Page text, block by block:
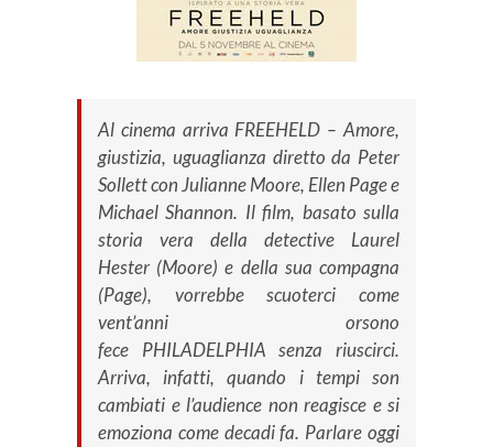
Al cinema arriva FREEHELD – Amore,
giustizia, uguaglianza diretto da Peter
Sollett con Julianne Moore, Ellen Page e
Michael Shannon. Il film, basato sulla
storia vera della detective Laurel
Hester (Moore) e della sua compagna
(Page), vorrebbe scuoterci come
vent’anni orsono
fece PHILADELPHIA senza riuscirci.
Arriva, infatti, quando i tempi son
cambiati e l’audience non reagisce e si
emoziona come decadi fa. Parlare oggi